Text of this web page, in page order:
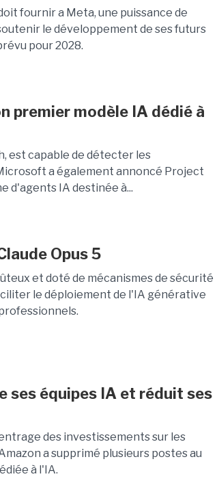
fournir a Meta, une puissance de
le développement de ses futurs
pour 2028.
premier modèle IA dédié à
est capable de détecter les
a également annoncé Project
d'agents IA destinée à...
Opus 5
et doté de mécanismes de sécurité
le déploiement de l'IA générative
ses équipes IA et réduit ses
des investissements sur les
a supprimé plusieurs postes au
à l'IA.